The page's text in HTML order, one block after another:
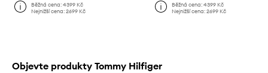
Běžná cena:4399 Kč
Nejnižší cena:2699 Kč
Běžná cena: 4399 Kč
Nejnižší cena: 2699 Kč
Objevte produkty Tommy Hilfiger